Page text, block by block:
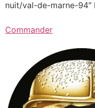
nuit/val-de-marne-94″
Commander